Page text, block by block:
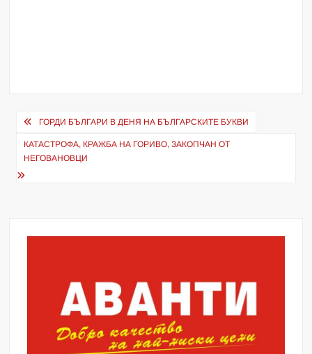
Навигация
ГОРДИ БЪЛГАРИ В ДЕНЯ НА БЪЛГАРСКИТЕ БУКВИ
КАТАСТРОФА, КРАЖБА НА ГОРИВО, ЗАКОПЧАН ОТ
НЕГОВАНОВЦИ